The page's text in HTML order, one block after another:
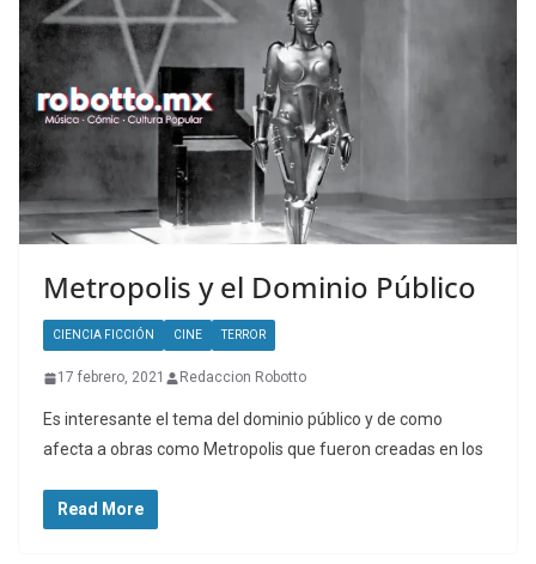
Metropolis y el Dominio Público
CIENCIA FICCIÓN CINE TERROR
17 febrero, 2021 Redaccion Robotto
Es interesante el tema del dominio público y de como
afecta a obras como Metropolis que fueron creadas en los
Read More